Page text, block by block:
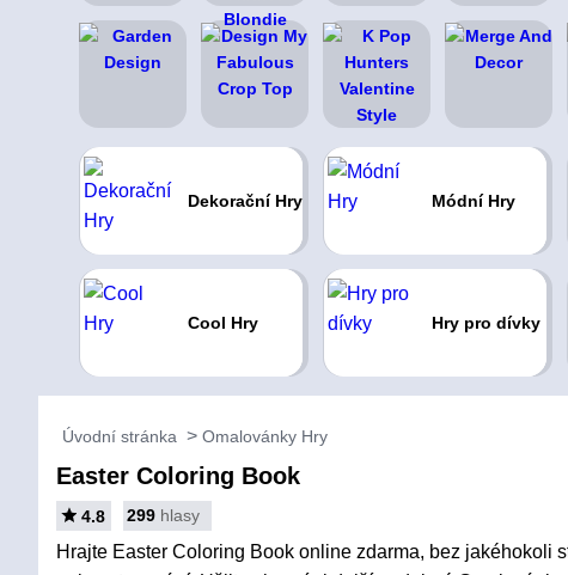
Dekorační Hry Módní Hry
Cool Hry Hry pro dívky
Úvodní stránka Omalovánky Hry
Easter Coloring Book
4.8 299 hlasy
Hrajte Easter Coloring Book online zdarma, bez jakéhokoli